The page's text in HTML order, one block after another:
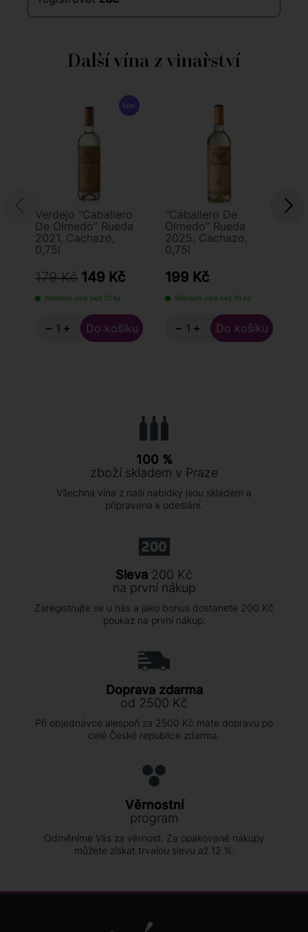
Další vína z vinařství
Verdejo "Caballero
De Olmedo" Rueda
2021, Cachazo,
0,75l
179 Kč 149 Kč
Skladem více než 10 ks
− +
"Caballero De
Olmedo" Rueda
2025, Cachazo,
0,75l
199 Kč
Skladem více než 10 ks
− +
100 %
zboží skladem v Praze
Všechna vína z naší nabídky jsou skladem a
připravena k odeslání.
Sleva 200 Kč
na první nákup
Zaregistrujte se u nás a jako bonus dostanete 200 Kč
poukaz na první nákup.
Doprava zdarma
od 2500 Kč
Při objednávce alespoň za 2500 Kč máte dopravu po
celé České republice zdarma.
Věrnostní
program
Odměníme Vás za věrnost. Za opakované nákupy
můžete získat trvalou slevu až 12 %.